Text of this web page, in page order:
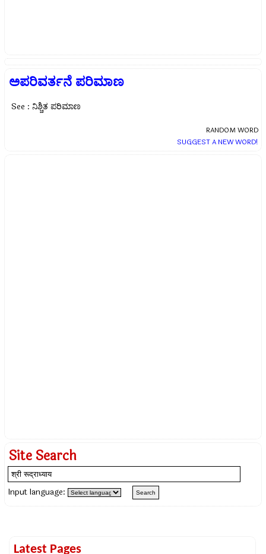
ಅಪರಿವರ್ತನೆ ಪರಿಮಾಣ
See : ನಿಶ್ಚಿತ ಪರಿಮಾಣ
RANDOM WORD
SUGGEST A NEW WORD!
Site Search
Input language:
Latest Pages